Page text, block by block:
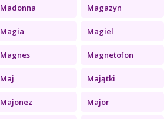
Madonna Magazyn
Magia Magiel
Magnes Magnetofon
Maj Majątki
Majonez Major